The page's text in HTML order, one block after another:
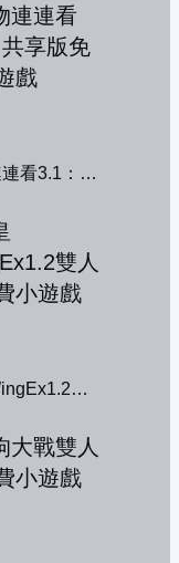
寵物連連看3.1：共享版
拳皇WingEx1.2雙人版